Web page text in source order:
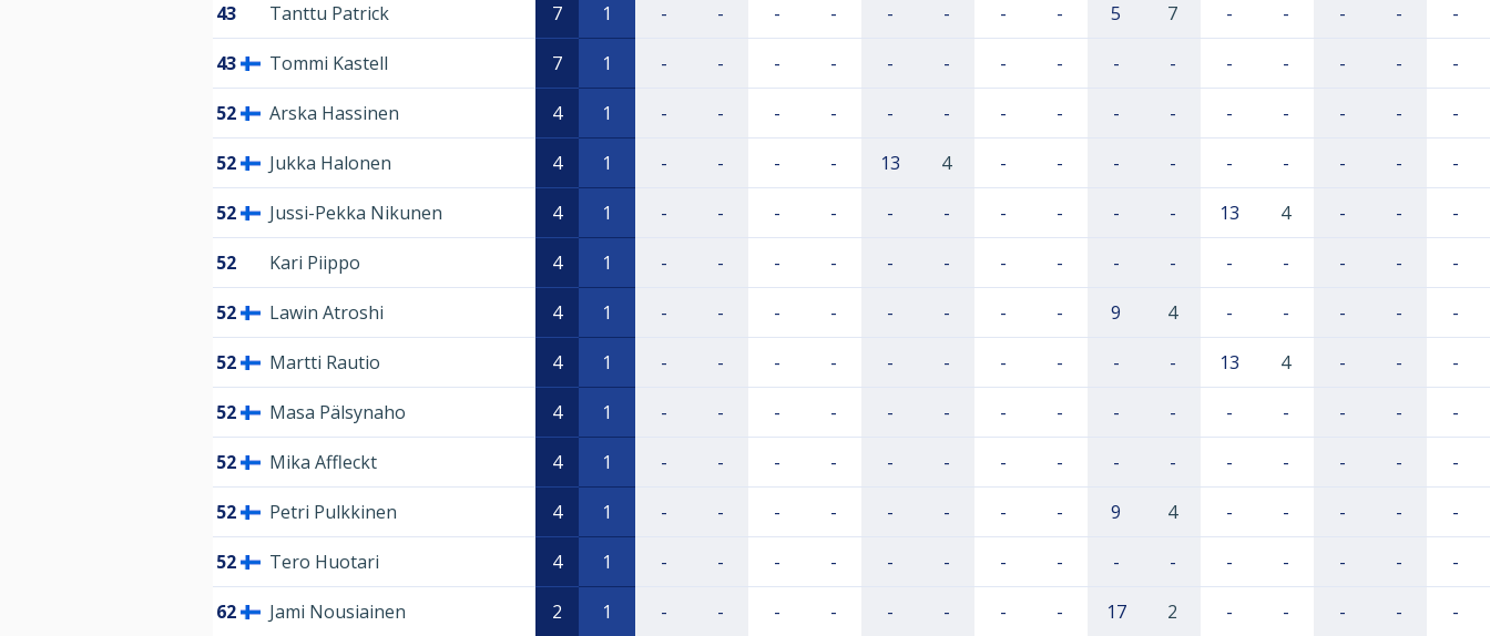
43 Tanttu Patrick 7 1 - - - - - - - - 5 7 - - - - -
43 Tommi Kastell 7 1 - - - - - - - - - - - - - - -
52 Arska Hassinen 4 1 - - - - - - - - - - - - - - -
52 Jukka Halonen 4 1 - - - - 13 4 - - - - - - - - -
52 Jussi-Pekka Nikunen 4 1 - - - - - - - - - - 13 4 - - -
52 Kari Piippo 4 1 - - - - - - - - - - - - - - -
52 Lawin Atroshi 4 1 - - - - - - - - 9 4 - - - - -
52 Martti Rautio 4 1 - - - - - - - - - - 13 4 - - -
52 Masa Pälsynaho 4 1 - - - - - - - - - - - - - - -
52 Mika Affleckt 4 1 - - - - - - - - - - - - - - -
52 Petri Pulkkinen 4 1 - - - - - - - - 9 4 - - - - -
52 Tero Huotari 4 1 - - - - - - - - - - - - - - -
62 Jami Nousiainen 2 1 - - - - - - - - 17 2 - - - - -